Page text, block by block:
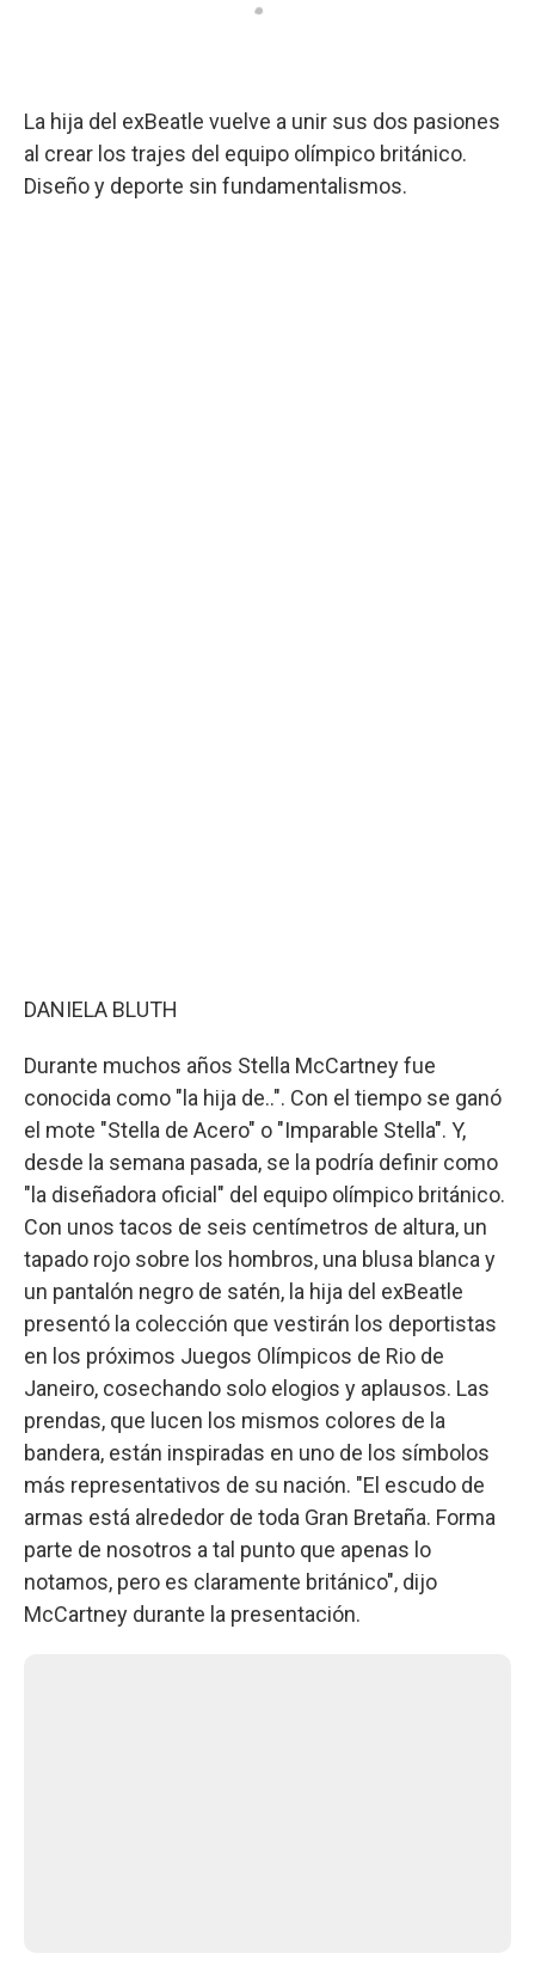
La hija del exBeatle vuelve a unir sus dos pasiones
al crear los trajes del equipo olímpico británico.
Diseño y deporte sin fundamentalismos.
DANIELA BLUTH
Durante muchos años Stella McCartney fue
conocida como "la hija de..". Con el tiempo se ganó
el mote "Stella de Acero" o "Imparable Stella". Y,
desde la semana pasada, se la podría definir como
"la diseñadora oficial" del equipo olímpico británico.
Con unos tacos de seis centímetros de altura, un
tapado rojo sobre los hombros, una blusa blanca y
un pantalón negro de satén, la hija del exBeatle
presentó la colección que vestirán los deportistas
en los próximos Juegos Olímpicos de Rio de
Janeiro, cosechando solo elogios y aplausos. Las
prendas, que lucen los mismos colores de la
bandera, están inspiradas en uno de los símbolos
más representativos de su nación. "El escudo de
armas está alrededor de toda Gran Bretaña. Forma
parte de nosotros a tal punto que apenas lo
notamos, pero es claramente británico", dijo
McCartney durante la presentación.